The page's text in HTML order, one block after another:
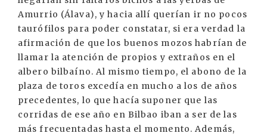
Amurrio (Álava), y hacia allí querían ir no pocos
taurófilos para poder constatar, si era verdad la
afirmación de que los buenos mozos habrían de
llamar la atención de propios y extraños en el
albero bilbaíno. Al mismo tiempo, el abono de la
plaza de toros excedía en mucho a los de años
precedentes, lo que hacía suponer que las
corridas de ese año en Bilbao iban a ser de las
más frecuentadas hasta el momento. Además,